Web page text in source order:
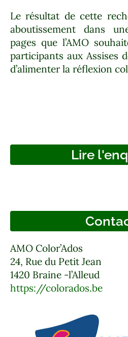
Le résultat de cette
aboutissement dans
pages que l’AMO
participants aux Assises
d’alimenter la réflexion
Lire
AMO Color’Ados
24, Rue du Petit Jean
1420 Braine -l’Alleud
https://colorados.be